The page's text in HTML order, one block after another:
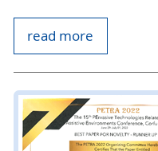
read more